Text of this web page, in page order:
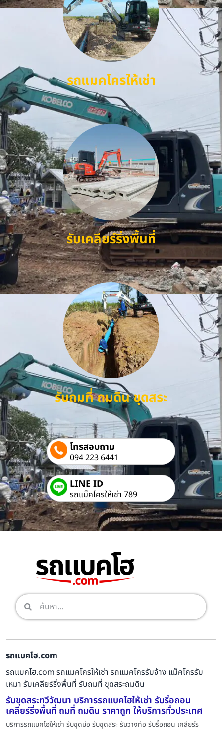
รถแมคโครให้เช่า
รับเคลียร์ริ่งพื้นที่
รับถมที่ ถมดิน ขุดสระ
โทรสอบถาม
094 223 6441
LINE ID
รถแม็คโครให้เช่า 789
รถแบคโฮ.com
รถแบคโฮ.com รถแมคโครให้เช่า รถแมคโครรับจ้าง แม็คโครรับ
เหมา รับเคลียร์ริ่งพื้นที่ รับถมที่ ขุดสระถมดิน
รับขุดสระทวีวัฒนา บริการรถแบคโฮให้เช่า รับรื้อถอน
เคลียร์ริ่งพื้นที่ ถมที่ ถมดิน ราคาถูก ให้บริการทั่วประเทศ
บริการรถแบคโฮให้เช่า รับขุดบ่อ รับขุดสระ รับวางท่อ รับรื้อถอน เคลียร์ร